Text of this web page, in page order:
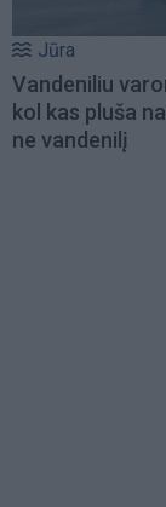
Jūra
Vandeniliu
kol kas pluša
ne vandenilį